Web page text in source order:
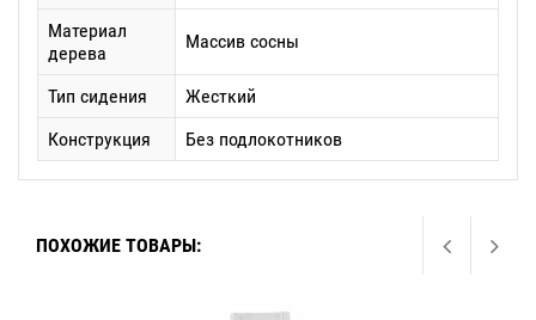
Материал
дерева
Массив сосны
Тип сидения
Жесткий
Конструкция
Без подлокотников
ПОХОЖИЕ ТОВАРЫ: